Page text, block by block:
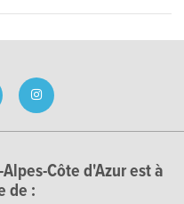
Côte d'Azur est à
de :